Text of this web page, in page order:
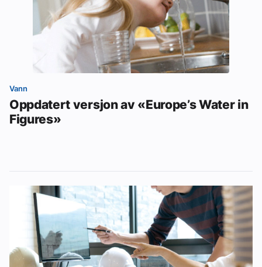
Vann
Oppdatert versjon av «Europe’s Water in
Figures»